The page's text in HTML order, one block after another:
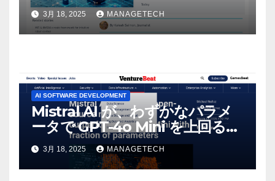
3月 18, 2025 MANAGETECH
AI SOFTWARE DEVELOPMENT
Mistral AI が、わずかなパラメ
ータで GPT-4o Mini を上回る新
しいオープンソース モデルをリ
リース | VentureBeat
3月 18, 2025 MANAGETECH